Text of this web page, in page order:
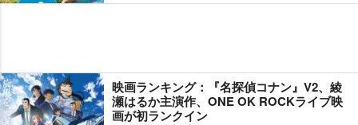
映画ランキング：『名探偵コナン』V2、綾
瀬はるか主演作、ONE OK ROCKライブ映
画が初ランクイン